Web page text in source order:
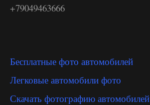
+79049463666
Бесплатные фото автомобилей
Легковые автомобили фото
Скачать фотографию автомобилей